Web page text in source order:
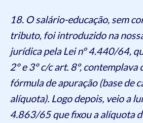
18. O salário-educação, sem
tributo, foi introduzido na
jurídica pela Lei nº 4.440/64,
2º e 3º c/c art. 8º, contemplava
fórmula de apuração (base de
alíquota). Logo depois, veio a
4.863/65 que fixou a alíquota